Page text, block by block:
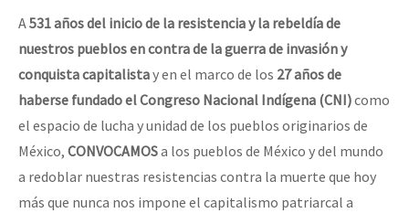
A531 años del inicio de la resistencia y la rebeldía de
nuestros pueblos en contra de la guerra de invasión y
conquista capitalistay en el marco de los 27 años de
haberse fundado el Congreso Nacional Indígena (CNI)como
el espacio de lucha y unidad de los pueblos originarios de
México, CONVOCAMOSa los pueblos de México y del mundo
a redoblar nuestras resistencias contra la muerte que hoy
más que nunca nos impone el capitalismo patriarcal a